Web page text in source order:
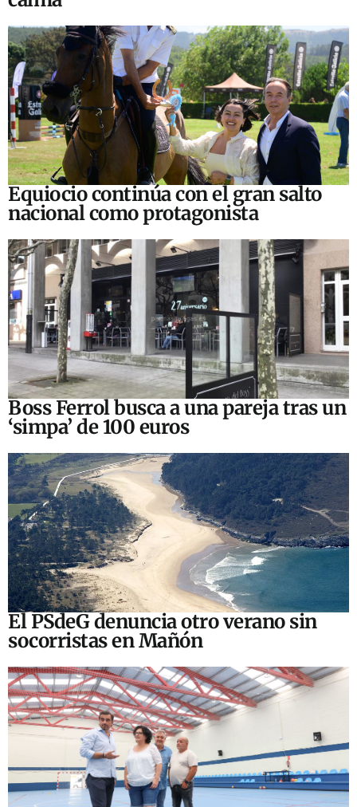
Equiocio continúa con el gran salto
nacional como protagonista
Boss Ferrol busca a una pareja tras un
‘simpa’ de 100 euros
El PSdeG denuncia otro verano sin
socorristas en Mañón